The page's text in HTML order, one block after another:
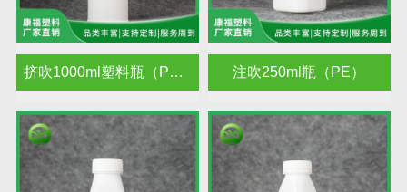
挤吹1000ml塑料瓶（PE） 注吹250ml瓶（PE）